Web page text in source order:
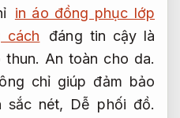
in áo đồng phục lớp
cách
đáng tin cậy là
thun. An toàn cho da.
chỉ giúp đảm bảo
sắc nét, Dễ phối đồ.